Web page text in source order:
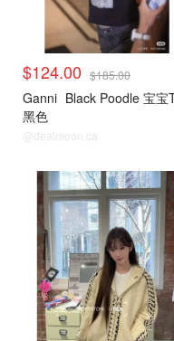
$124.00 $185.00
Ganni Black Poodle 宝宝
黑色
@dealmoon.ca
小编推荐